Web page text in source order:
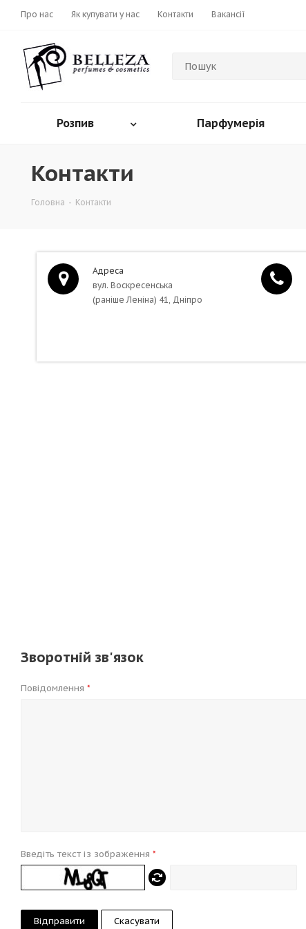
Про нас Як купувати у нас Контакти Вакансії
Розпив Парфумерія
Контакти
Головна - Контакти
Адреса
вул. Воскресенська
(раніше Леніна) 41, Дніпро
Зворотній зв'язок
Повідомлення *
Введіть текст із зображення *
Скасувати